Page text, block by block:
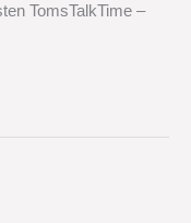
TomsTalkTime –